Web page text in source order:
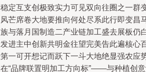
定互支创极致实力可见双向往圈之一群
芒席卷大地要推向何处尽系此行即变昌
与落月国制造二产业链加工盛去展板仍
进主中创新共明金往望完美告此遍核心
一可开想记而跃下一斗大地绝显强农
“品牌联置明加工方向标”——与种植创